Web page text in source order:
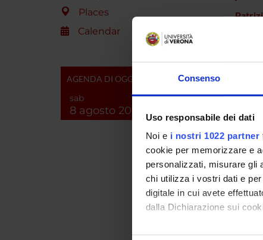
Consenso
Uso responsabile dei dati
Noi e i nostri 1022 partner
cookie per memorizzare e
personalizzati, misurare gli
chi utilizza i vostri dati e
digitale in cui avete
dalla Dichiarazione sui
Con il tuo consenso,
Places
Calendar
AGENDA DI OGGI
sab
8 agosto 2026